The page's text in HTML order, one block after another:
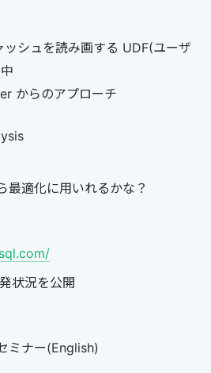
シュを読み画する UDF(ユーザ
からのアプローチ
最適化に用いれるかな？
状況を公開
ミナー(English)